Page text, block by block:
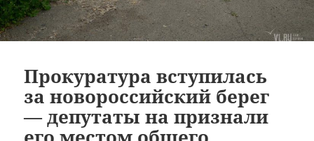
Прокуратура вступилась
за новороссийский берег
— депутаты на признали